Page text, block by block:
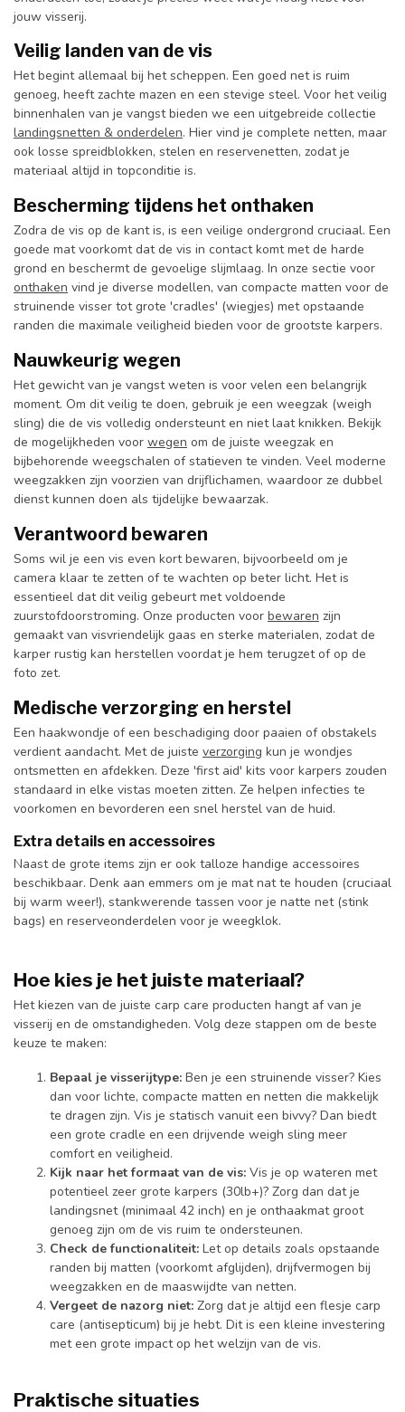
jouw visserij.
Veilig landen van de vis
Het begint allemaal bij het scheppen. Een goed net is ruim
genoeg, heeft zachte mazen en een stevige steel. Voor het veilig
binnenhalen van je vangst bieden we een uitgebreide collectie
landingsnetten & onderdelen. Hier vind je complete netten, maar
ook losse spreidblokken, stelen en reservenetten, zodat je
materiaal altijd in topconditie is.
Bescherming tijdens het onthaken
Zodra de vis op de kant is, is een veilige ondergrond cruciaal. Een
goede mat voorkomt dat de vis in contact komt met de harde
grond en beschermt de gevoelige slijmlaag. In onze sectie voor
onthaken vind je diverse modellen, van compacte matten voor de
struinende visser tot grote 'cradles' (wiegjes) met opstaande
randen die maximale veiligheid bieden voor de grootste karpers.
Nauwkeurig wegen
Het gewicht van je vangst weten is voor velen een belangrijk
moment. Om dit veilig te doen, gebruik je een weegzak (weigh
sling) die de vis volledig ondersteunt en niet laat knikken. Bekijk
de mogelijkheden voor wegen om de juiste weegzak en
bijbehorende weegschalen of statieven te vinden. Veel moderne
weegzakken zijn voorzien van drijflichamen, waardoor ze dubbel
dienst kunnen doen als tijdelijke bewaarzak.
Verantwoord bewaren
Soms wil je een vis even kort bewaren, bijvoorbeeld om je
camera klaar te zetten of te wachten op beter licht. Het is
essentieel dat dit veilig gebeurt met voldoende
zuurstofdoorstroming. Onze producten voor bewaren zijn
gemaakt van visvriendelijk gaas en sterke materialen, zodat de
karper rustig kan herstellen voordat je hem terugzet of op de
foto zet.
Medische verzorging en herstel
Een haakwondje of een beschadiging door paaien of obstakels
verdient aandacht. Met de juiste verzorging kun je wondjes
ontsmetten en afdekken. Deze 'first aid' kits voor karpers zouden
standaard in elke vistas moeten zitten. Ze helpen infecties te
voorkomen en bevorderen een snel herstel van de huid.
Extra details en accessoires
Naast de grote items zijn er ook talloze handige accessoires
beschikbaar. Denk aan emmers om je mat nat te houden (cruciaal
bij warm weer!), stankwerende tassen voor je natte net (stink
bags) en reserveonderdelen voor je weegklok.
Hoe kies je het juiste materiaal?
Het kiezen van de juiste carp care producten hangt af van je
visserij en de omstandigheden. Volg deze stappen om de beste
keuze te maken:
Bepaal je visserijtype: Ben je een struinende visser? Kies
dan voor lichte, compacte matten en netten die makkelijk
te dragen zijn. Vis je statisch vanuit een bivvy? Dan biedt
een grote cradle en een drijvende weigh sling meer
comfort en veiligheid.
Kijk naar het formaat van de vis: Vis je op wateren met
potentieel zeer grote karpers (30lb+)? Zorg dan dat je
landingsnet (minimaal 42 inch) en je onthaakmat groot
genoeg zijn om de vis ruim te ondersteunen.
Check de functionaliteit: Let op details zoals opstaande
randen bij matten (voorkomt afglijden), drijfvermogen bij
weegzakken en de maaswijdte van netten.
Vergeet de nazorg niet: Zorg dat je altijd een flesje carp
care (antisepticum) bij je hebt. Dit is een kleine investering
met een grote impact op het welzijn van de vis.
Praktische situaties